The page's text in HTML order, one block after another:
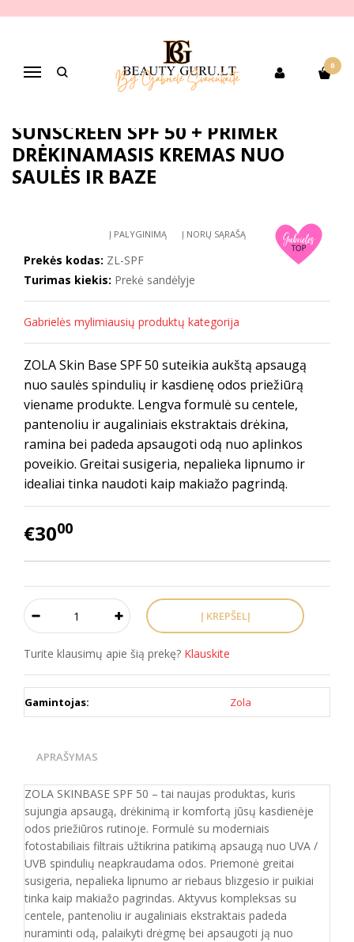
Navigacija
0
Pagrindinis PREKIŲ KATEGORIJOS
Dekoratyvinė kosmetika
Zola Skin Base Daily Hydrating Sunscreen SPF 50 + Primer
Drėkinamasis kremas nuo saulės ir baze
SUNSCREEN SPF 50 + PRIMER
DRĖKINAMASIS KREMAS NUO
SAULĖS IR BAZE
Į PALYGINIMĄ Į NORŲ SĄRAŠĄ
Prekės kodas: ZL-SPF
Turimas kiekis: Prekė sandėlyje
Gabrielės mylimiausių produktų kategorija
ZOLA Skin Base SPF 50 suteikia aukštą apsaugą
nuo saulės spindulių ir kasdienę odos priežiūrą
viename produkte. Lengva formulė su centele,
pantenoliu ir augaliniais ekstraktais drėkina,
ramina bei padeda apsaugoti odą nuo aplinkos
poveikio. Greitai susigeria, nepalieka lipnumo ir
idealiai tinka naudoti kaip makiažo pagrindą.
€3000
Turite klausimų apie šią prekę? Klauskite
Gamintojas: Zola
APRAŠYMAS
ZOLA SKINBASE SPF 50 – tai naujas produktas, kuris
sujungia apsaugą, drėkinimą ir komfortą jūsų kasdienėje
odos priežiūros rutinoje. Formulė su moderniais
fotostabiliais filtrais užtikrina patikimą apsaugą nuo UVA /
UVB spindulių neapkraudama odos. Priemonė greitai
susigeria, nepalieka lipnumo ar riebaus blizgesio ir puikiai
tinka kaip makiažo pagrindas. Aktyvus kompleksas su
centele, pantenoliu ir augaliniais ekstraktais padeda
nuraminti odą, palaikyti drėgmę bei apsaugoti ją nuo